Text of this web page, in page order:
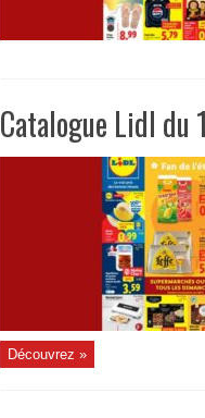
Catalogue Lidl
Découvrez »